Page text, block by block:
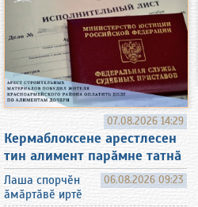
07.08.2026 14:29
Кермаблоксене арестлесен
тин алимент парӑмне татнӑ
06.08.2026 09:23
Лаша спорчӗн
ӑмӑртӑвӗ иртӗ